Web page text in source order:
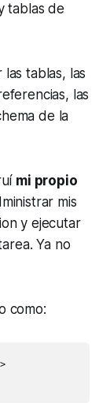
tablas de
tablas, las
las
de la
mi propio
mis
y ejecutar
Ya no
como: